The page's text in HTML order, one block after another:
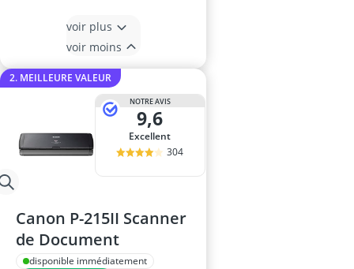
voir plus
voir moins
2. MEILLEURE VALEUR
NOTRE AVIS
9,6
Excellent
304
Canon P-215II Scanner
de Document
disponible immédiatement